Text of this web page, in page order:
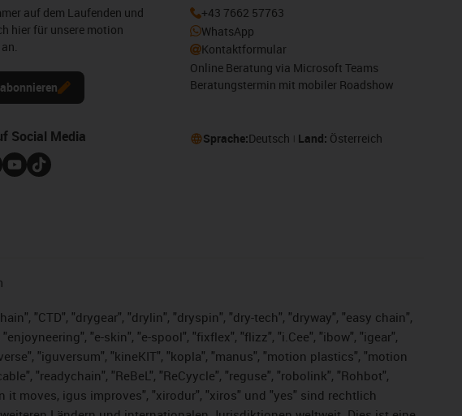
auf dem Laufenden und
hier für unsere motion
+43 7662 57763
WhatsApp
Kontaktformular
Online Beratung via Microsoft Teams
Beratungstermin mit mobiler Roadshow
Social Media Sprache:Deutsch Land: Österreich
"CTD", "drygear", "drylin", "dryspin", "dry-tech", "dryway", "easy chain",
"e-skin", "e-spool", "fixflex", "flizz", "i.Cee", "ibow", "igear",
"iguversum", "kineKIT", "kopla", "manus", "motion plastics", "motion
"readychain", "ReBeL", "ReCyycle", "reguse", "robolink", "Rohbot",
it moves, igus improves", "xirodur", "xiros" und "yes" sind rechtlich